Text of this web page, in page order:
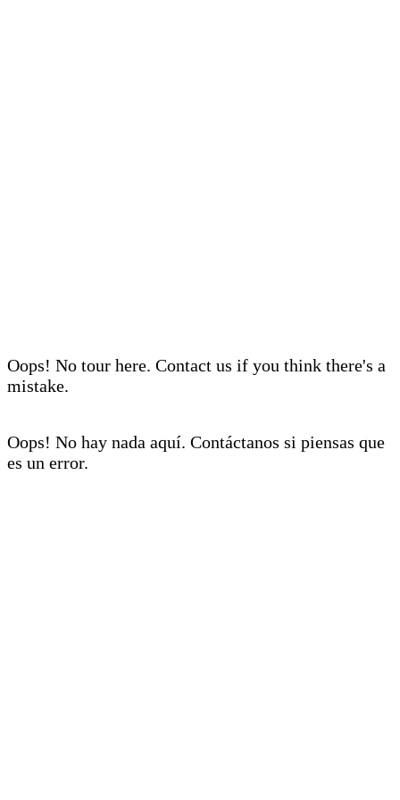
Oops! No tour here. Contact us if you think there's a
mistake.
Oops! No hay nada aquí. Contáctanos si piensas que
es un error.